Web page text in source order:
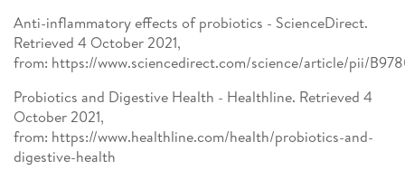
Anti-inflammatory effects of probiotics - ScienceDirect.
Retrieved 4 October 2021,
from: https://www.sciencedirect.com/science/article/pii/
Probiotics and Digestive Health - Healthline. Retrieved 4
October 2021,
from: https://www.healthline.com/health/probiotics-and-
digestive-health